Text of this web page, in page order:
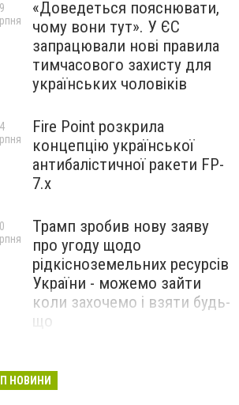
«Доведеться пояснювати,
чому вони тут». У ЄС
запрацювали нові правила
тимчасового захисту для
українських чоловіків
Fire Point розкрила
концепцію української
антибалістичної ракети FP-
7.x
Трамп зробив нову заяву
про угоду щодо
рідкісноземельних ресурсів
України - можемо зайти
коли захочемо і взяти будь-
що
призов”: ДБР проводить
НОВИНИ